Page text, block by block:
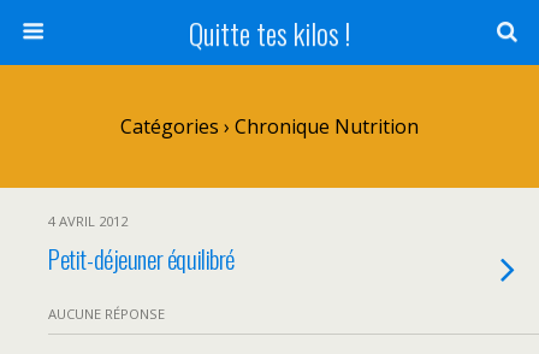
Quitte tes kilos !
Catégories › Chronique Nutrition
4 AVRIL 2012
Petit-déjeuner équilibré
AUCUNE RÉPONSE